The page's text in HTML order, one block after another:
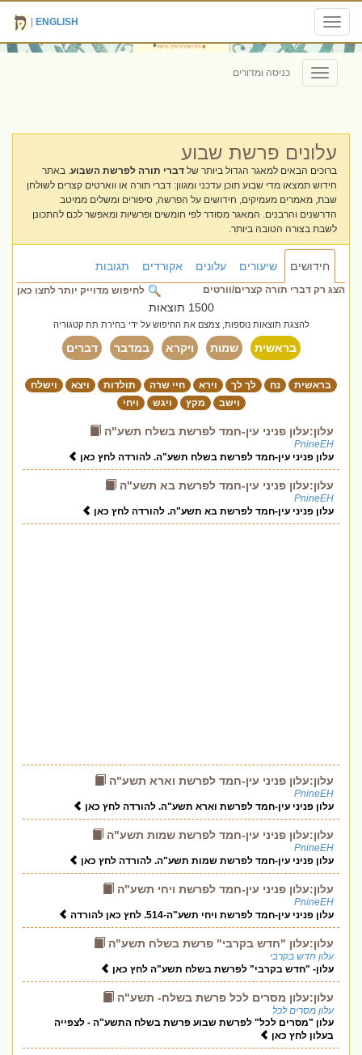
Toggle
navigation
ENGLISH
Toggle
navigation
כניסה ומדורים
עלונים פרשת שבוע
ברוכים הבאים למאגר הגדול ביותר של דברי תורה לפרשת השבוע. באתר
חידוש תמצאו מדי שבוע תוכן עדכני ומגוון: דברי תורה או ווארטים קצרים לשולחן
שבת, מאמרים מעמיקים, חידושים על הפרשה, סיפורים ומשלים ממיטב
הדרשנים והרבנים. המאגר מסודר לפי חומשים ופרשיות ומאפשר לכם להתכונן
לשבת בצורה הטובה ביותר.
חידושים שיעורים עלונים אקורדים תגובות
לחיפוש מדוייק יותר לחצו כאן הצג רק דברי תורה קצרים/וורטים
1500 תוצאות
להצגת תוצאות נוספות, צמצם את החיפוש על ידי בחירת תת קטגוריה
בראשית שמות ויקרא במדבר דברים
בראשית נח לך לך וירא חיי שרה תולדות ויצא
וישלח
וישב
מקץ ויגש ויחי
עלון:עלון פניני עין-חמד לפרשת בשלח תשע"ה
PnineEH
עלון פניני עין-חמד לפרשת בשלח תשע"ה. להורדה לחץ כאן
עלון:עלון פניני עין-חמד לפרשת בא תשע"ה
PnineEH
עלון פניני עין-חמד לפרשת בא תשע"ה. להורדה לחץ כאן
עלון:עלון פניני עין-חמד לפרשת וארא תשע"ה
PnineEH
עלון פניני עין-חמד לפרשת וארא תשע"ה. להורדה לחץ כאן
עלון:עלון פניני עין-חמד לפרשת שמות תשע"ה
PnineEH
עלון פניני עין-חמד לפרשת שמות תשע"ה. להורדה לחץ כאן
עלון:עלון פניני עין-חמד לפרשת ויחי תשע"ה
PnineEH
עלון פניני עין-חמד לפרשת ויחי תשע"ה-514. לחץ כאן להורדה
עלון:עלון "חדש בקרבי" פרשת בשלח תשע"ה
עלון חדש בקרבי
עלון- "חדש בקרבי" לפרשת בשלח תשע"ה לחץ כאן
עלון:עלון מסרים לכל פרשת בשלח- תשע"ה
עלון מסרים לכל
עלון "מסרים לכל" לפרשת שבוע פרשת בשלח התשע"ה - לצפייה
בעלון לחץ כאן